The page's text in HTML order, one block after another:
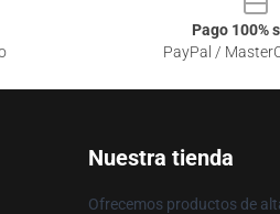
Pago 100%
PayPal /
Nuestra tienda
Ofrecemos productos de